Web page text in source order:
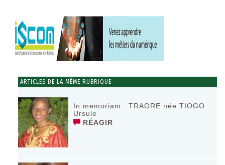
ARTICLES DE LA MÊME RUBRIQUE
In memoriam : TRAORE née TIOGO
Ursule
RÉAGIR